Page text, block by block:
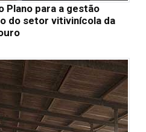
Plano para a gestão
do setor vitivinícola da